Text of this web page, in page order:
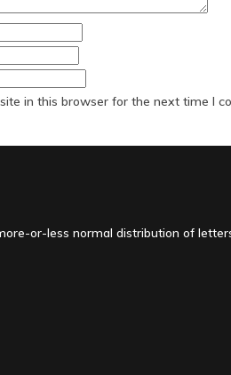
in this browser for the next time I
or-less normal distribution of